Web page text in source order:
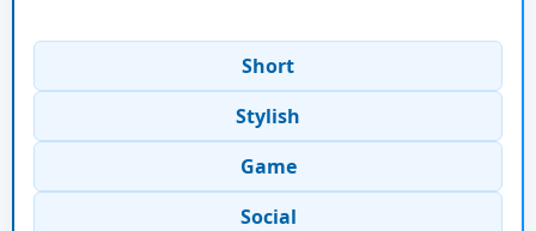
Short
Stylish
Game
Social